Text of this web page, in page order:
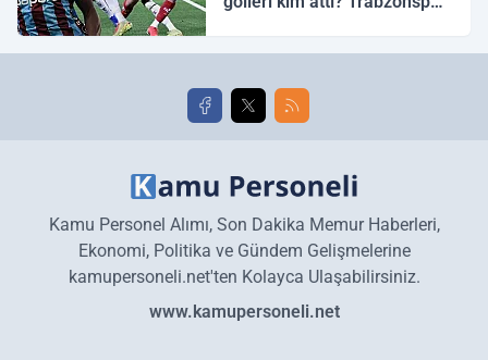
golleri!
Kamu Personel Alımı, Son Dakika Memur Haberleri,
Ekonomi, Politika ve Gündem Gelişmelerine
kamupersoneli.net'ten Kolayca Ulaşabilirsiniz.
www.kamupersoneli.net